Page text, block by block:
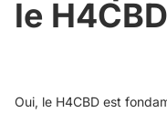
le
Oui, le H4CBD est